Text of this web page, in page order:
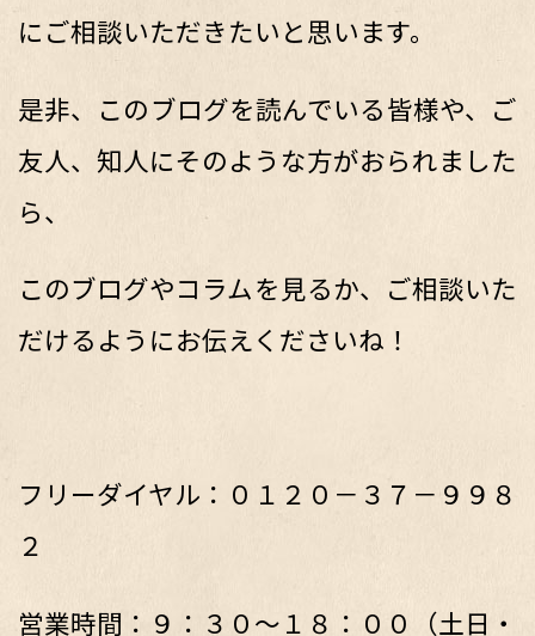
にご相談いただきたいと思います。
是非、このブログを読んでいる皆様や、ご
友人、知人にそのような方がおられました
ら、
このブログやコラムを見るか、ご相談いた
だけるようにお伝えくださいね！
フリーダイヤル：０１２０－３７－９９８
２
営業時間：９：３０～１８：００（土日・